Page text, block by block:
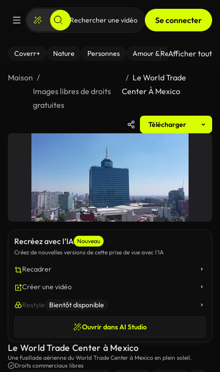
Se connecter
Coverr+ Nature Personnes Amour & Relations Le
Afficher tout
Maison
Images libres de droits
gratuites
Le World Trade
Center À Mexico
Télécharger
Recréez avec l’IA Nouveau
Créez de nouvelles versions de cette prise de vue avec l’IA
Recadrer
Créer une vidéo
Restyle Bientôt disponible
Ouvrir dans AI Studio
Le World Trade Center à Mexico
Une fusillade aérienne du World Trade Center à Mexico en plein soleil.
Droits commerciaux libres